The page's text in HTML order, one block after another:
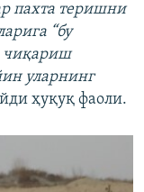
пахта теришни
“бу
чиқариш
уларнинг
ҳуқуқ фаоли.